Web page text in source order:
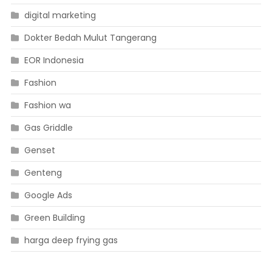
digital marketing
Dokter Bedah Mulut Tangerang
EOR Indonesia
Fashion
Fashion wa
Gas Griddle
Genset
Genteng
Google Ads
Green Building
harga deep frying gas